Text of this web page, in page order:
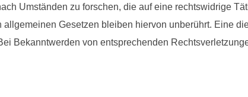
Umständen zu forschen, die auf eine rechtswidrige
Gesetzen bleiben hiervon unberührt. Eine
Bekanntwerden von entsprechenden